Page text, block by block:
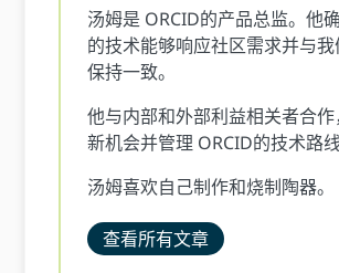
汤姆是 ORCID的产品总监。他
的技术能够响应社区需求并与
保持一致。
他与内部和外部利益相关者合
新机会并管理 ORCID的技术路线
汤姆喜欢自己制作和烧制陶器。
查看所有文章